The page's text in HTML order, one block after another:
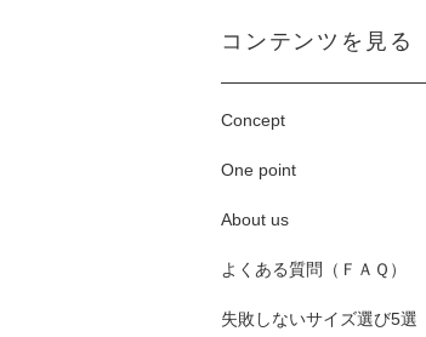
コンテンツを見る
Concept
One point
About us
よくある質問（ＦＡＱ）
失敗しないサイズ選び5選